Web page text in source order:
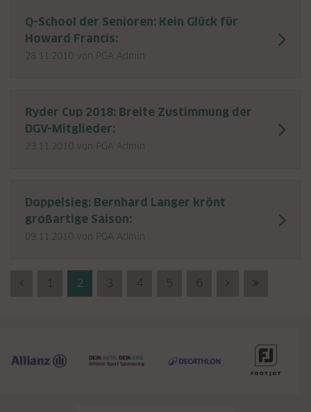
Q-School der Senioren: Kein Glück für
Howard Francis:
28.11.2010 von PGA Admin
Ryder Cup 2018: Breite Zustimmung der
DGV-Mitglieder:
23.11.2010 von PGA Admin
Doppelsieg: Bernhard Langer krönt
großartige Saison:
09.11.2010 von PGA Admin
Previous (Zurück)
1 2 3 4 5 6 Next